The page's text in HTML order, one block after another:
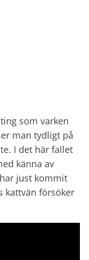
som varken
man tydligt på
I det här fallet
känna av
just kommit
kattvän försöker